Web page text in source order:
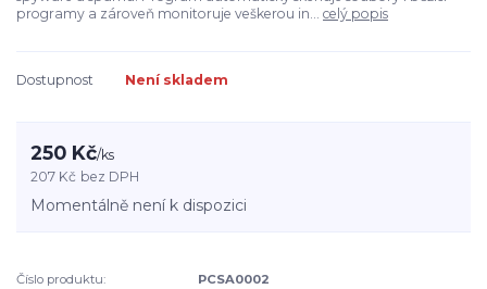
programy a zároveň monitoruje veškerou in... celý popis
Dostupnost Není skladem
250 Kč/ks
207 Kč bez DPH
Momentálně není k dispozici
Číslo produktu: PCSA0002